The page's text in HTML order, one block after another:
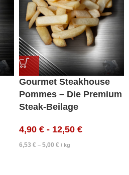
Gourmet Steakhouse
Pommes – Die Premium
Steak-Beilage
4,90 € - 12,50 €
6,53 € – 5,00 € / kg